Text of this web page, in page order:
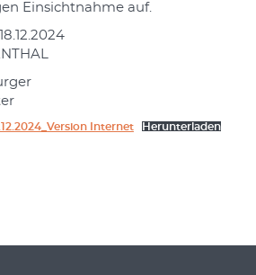
Einsichtnahme auf.
Internet Herunterladen